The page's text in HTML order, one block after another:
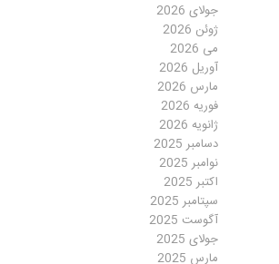
جولای 2026
ژوئن 2026
می 2026
آوریل 2026
مارس 2026
فوریه 2026
ژانویه 2026
دسامبر 2025
نوامبر 2025
اکتبر 2025
سپتامبر 2025
آگوست 2025
جولای 2025
مارس 2025